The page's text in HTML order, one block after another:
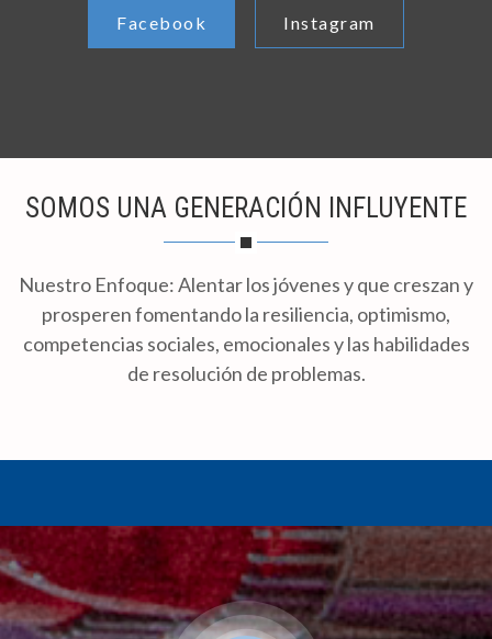
Facebook Instagram
SOMOS UNA GENERACIÓN INFLUYENTE
Nuestro Enfoque: Alentar los jóvenes y que creszan y
prosperen fomentando la resiliencia, optimismo,
competencias sociales, emocionales y las habilidades
de resolución de problemas.